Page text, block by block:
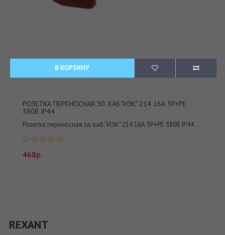
В КОРЗИНУ
РОЗЕТКА ПЕРЕНОСНАЯ ЭЛ. КАБ."ИЭК" 214 16А 3Р+РЕ
380В IP44
Розетка переносная эл. каб."ИЭК" 214 16А 3Р+РЕ 380В IP44 ..
468р.
REXANT